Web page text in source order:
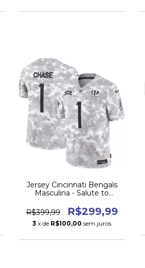
Jersey Cincinnati Bengals
Masculina - Salute to
R$399,99
R$299,99
3 x de R$100,00 sem juros